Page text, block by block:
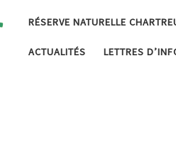
RÉSERVE NATURELLE
ACTUALITÉS LETTRES